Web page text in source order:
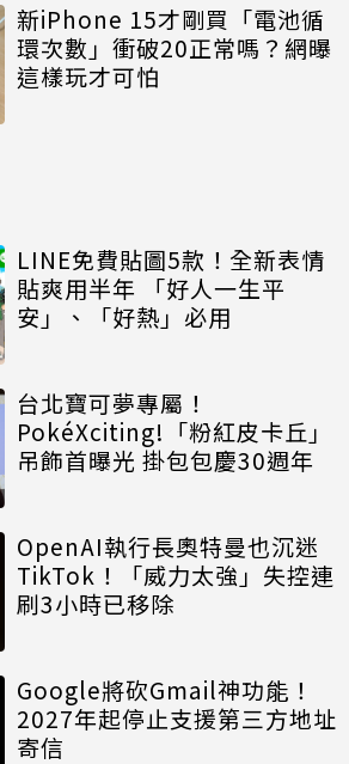
新iPhone 15才剛買「電池循
環次數」衝破20正常嗎？網曝
這樣玩才可怕
LINE免費貼圖5款！全新表情
貼爽用半年 「好人一生平
安」、「好熱」必用
台北寶可夢專屬！
PokéXciting!「粉紅皮卡丘」
吊飾首曝光 掛包包慶30週年
OpenAI執行長奧特曼也沉迷
TikTok！「威力太強」失控連
刷3小時已移除
Google將砍Gmail神功能！
2027年起停止支援第三方地址
寄信